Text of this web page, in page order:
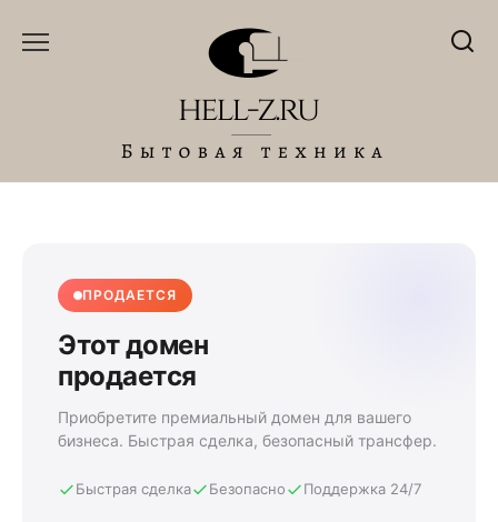
ПРОДАЕТСЯ
Этот домен
продается
Приобретите премиальный домен для вашего
бизнеса. Быстрая сделка, безопасный трансфер.
Быстрая сделка Безопасно Поддержка 24/7